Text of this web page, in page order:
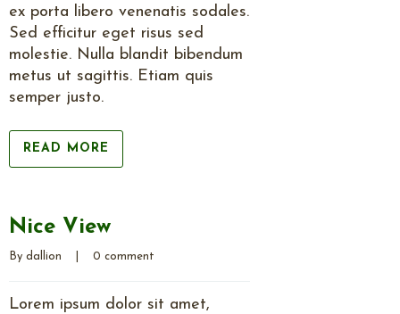
ex porta libero venenatis sodales.
Sed efficitur eget risus sed
molestie. Nulla blandit bibendum
metus ut sagittis. Etiam quis
semper justo.
READ MORE
Nice View
By dallion 0 comment
Lorem ipsum dolor sit amet,